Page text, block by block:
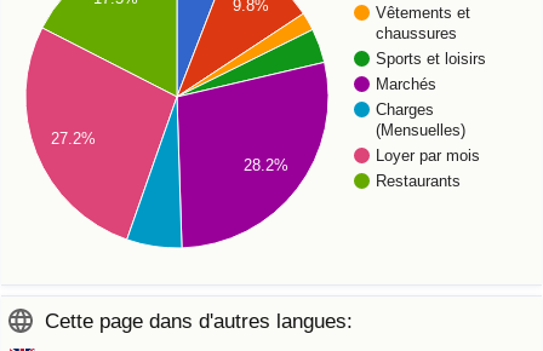
Vêtements et
chaussures
Sports et loisirs
Marchés
Charges
(Mensuelles)
Loyer par mois
Restaurants
9.8%
28.2%
27.2%
Cette page dans d'autres langues: